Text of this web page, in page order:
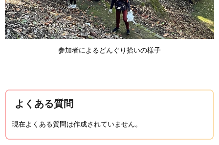
参加者によるどんぐり拾いの様子
よくある質問
現在よくある質問は作成されていません。